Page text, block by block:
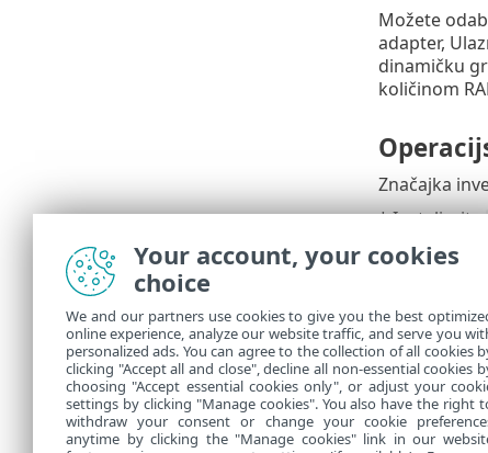
Možete
adapter,
dinamičku
količinom
Značajka
* Instalirajte
mogao
Debian,
Red Hat
OpenSUSE
Your account, your cookies
choice
We and our partners use cookies to give you the best
online experience, analyze our website traffic, and serve you
personalized ads. You can agree to the collection of all cookies
clicking "Accept all and close", decline all non-essential cookies
choosing "Accept essential cookies only", or adjust your
settings by clicking "Manage cookies". You also have the right
withdraw your consent or change your cookie
anytime by clicking the "Manage cookies" link in our